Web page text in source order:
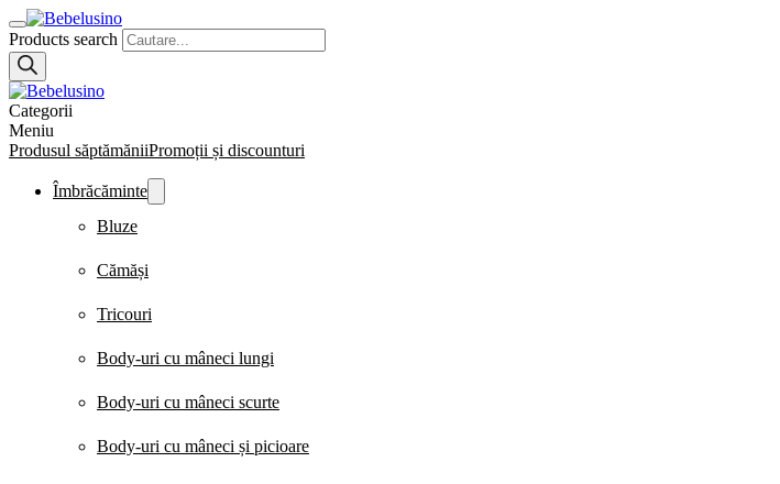
Products search
Categorii
Meniu
Produsul săptămăniiPromoții și discounturi
Îmbrăcăminte
Bluze
Cămăși
Tricouri
Body-uri cu mâneci lungi
Body-uri cu mâneci scurte
Body-uri cu mâneci și picioare